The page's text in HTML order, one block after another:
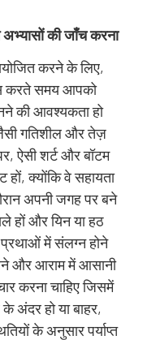
की जाँच करना
करने के लिए,
करते समय आपको
की आवश्यकता हो
जैसी गतिशील और तेज़
ऐसी शर्ट और बॉटम
हों, क्योंकि वे सहायता
अपनी जगह पर बने
हों और यिन या हठ
में संलग्न होने
और आराम में आसानी
करना चाहिए जिसमें
अंदर हो या बाहर,
के अनुसार पर्याप्त